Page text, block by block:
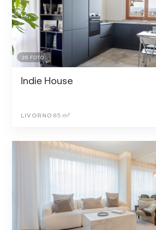
35 FOTO
Indie House
LIVORNO 85 m²